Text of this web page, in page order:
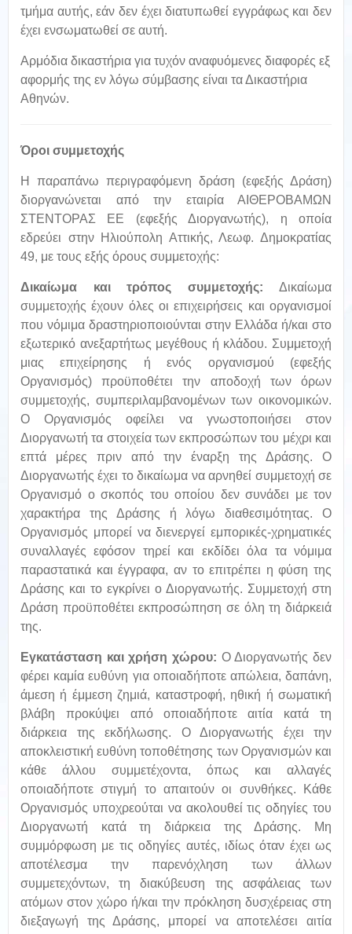
τμήμα αυτής, εάν δεν έχει διατυπωθεί εγγράφως και δεν
έχει ενσωματωθεί σε αυτή.
Αρμόδια δικαστήρια για τυχόν αναφυόμενες διαφορές εξ
αφορμής της εν λόγω σύμβασης είναι τα Δικαστήρια
Αθηνών.
Όροι συμμετοχής
Η παραπάνω περιγραφόμενη δράση (εφεξής Δράση)
διοργανώνεται από την εταιρία ΑΙΘΕΡΟΒΑΜΩΝ
ΣΤΕΝΤΟΡΑΣ ΕΕ (εφεξής Διοργανωτής), η οποία
εδρεύει στην Ηλιούπολη Αττικής, Λεωφ. Δημοκρατίας
49, με τους εξής όρους συμμετοχής:
Δικαίωμα και τρόπος συμμετοχής: Δικαίωμα
συμμετοχής έχουν όλες οι επιχειρήσεις και οργανισμοί
που νόμιμα δραστηριοποιούνται στην Ελλάδα ή/και στο
εξωτερικό ανεξαρτήτως μεγέθους ή κλάδου. Συμμετοχή
μιας επιχείρησης ή ενός οργανισμού (εφεξής
Οργανισμός) προϋποθέτει την αποδοχή των όρων
συμμετοχής, συμπεριλαμβανομένων των οικονομικών.
Ο Οργανισμός οφείλει να γνωστοποιήσει στον
Διοργανωτή τα στοιχεία των εκπροσώπων του μέχρι και
επτά μέρες πριν από την έναρξη της Δράσης. Ο
Διοργανωτής έχει το δικαίωμα να αρνηθεί συμμετοχή σε
Οργανισμό ο σκοπός του οποίου δεν συνάδει με τον
χαρακτήρα της Δράσης ή λόγω διαθεσιμότητας. Ο
Οργανισμός μπορεί να διενεργεί εμπορικές-χρηματικές
συναλλαγές εφόσον τηρεί και εκδίδει όλα τα νόμιμα
παραστατικά και έγγραφα, αν το επιτρέπει η φύση της
Δράσης και το εγκρίνει ο Διοργανωτής. Συμμετοχή στη
Δράση προϋποθέτει εκπροσώπηση σε όλη τη διάρκειά
της.
Εγκατάσταση και χρήση χώρου: Ο Διοργανωτής δεν
φέρει καμία ευθύνη για οποιαδήποτε απώλεια, δαπάνη,
άμεση ή έμμεση ζημιά, καταστροφή, ηθική ή σωματική
βλάβη προκύψει από οποιαδήποτε αιτία κατά τη
διάρκεια της εκδήλωσης. Ο Διοργανωτής έχει την
αποκλειστική ευθύνη τοποθέτησης των Οργανισμών και
κάθε άλλου συμμετέχοντα, όπως και αλλαγές
οποιαδήποτε στιγμή το απαιτούν οι συνθήκες. Κάθε
Οργανισμός υποχρεούται να ακολουθεί τις οδηγίες του
Διοργανωτή κατά τη διάρκεια της Δράσης. Μη
συμμόρφωση με τις οδηγίες αυτές, ιδίως όταν έχει ως
αποτέλεσμα την παρενόχληση των άλλων
συμμετεχόντων, τη διακύβευση της ασφάλειας των
ατόμων στον χώρο ή/και την πρόκληση δυσχέρειας στη
διεξαγωγή της Δράσης, μπορεί να αποτελέσει αιτία